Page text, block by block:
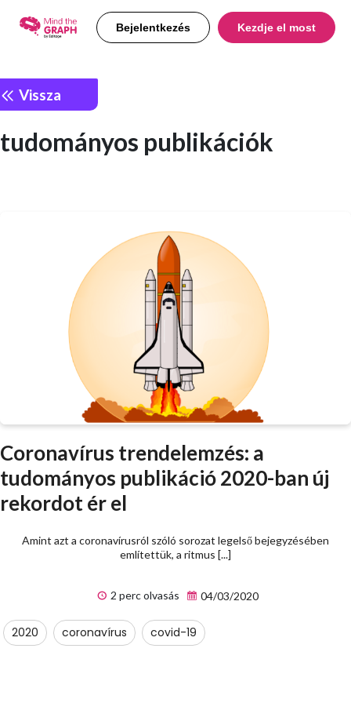
Bejelentkezés Kezdje el most
Vissza
tudományos publikációk
Coronavírus trendelemzés: a
tudományos publikáció 2020-ban új
rekordot ér el
Amint azt a coronavírusról szóló sorozat legelső bejegyzésében
említettük, a ritmus [...]
2 perc olvasás 04/03/2020
2020 coronavírus covid-19